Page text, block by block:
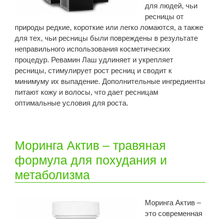
для людей, чьи
ресницы от
природы редкие, короткие или легко ломаются, а также
для тех, чьи ресницы были повреждены в результате
неправильного использования косметических
процедур. Ревамин Лаш удлиняет и укрепляет
ресницы, стимулирует рост ресниц и сводит к
минимуму их выпадение. Дополнительные ингредиенты
питают кожу и волосы, что дает ресницам
оптимальные условия для роста.
Моринга Актив – травяная
формула для похудания и
метаболизма
Моринга Актив –
это современная